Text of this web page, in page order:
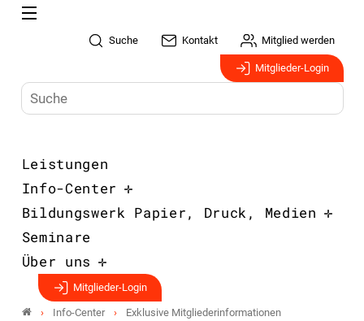
Suche Kontakt Mitglied werden
Mitglieder-Login
Leistungen
Info-Center
Bildungswerk Papier, Druck, Medien
Seminare
Über uns
Mitglieder-Login
Info-Center
Exklusive Mitgliederinformationen